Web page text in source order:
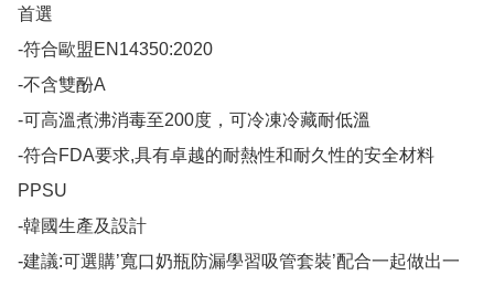
首選
-符合歐盟EN14350:2020
-不含雙酚A
-可高溫煮沸消毒至200度，可冷凍冷藏耐低溫
-符合FDA要求,具有卓越的耐熱性和耐久性的安全材料
PPSU
-韓國生產及設計
-建議:可選購’寬口奶瓶防漏學習吸管套裝’配合一起做出一